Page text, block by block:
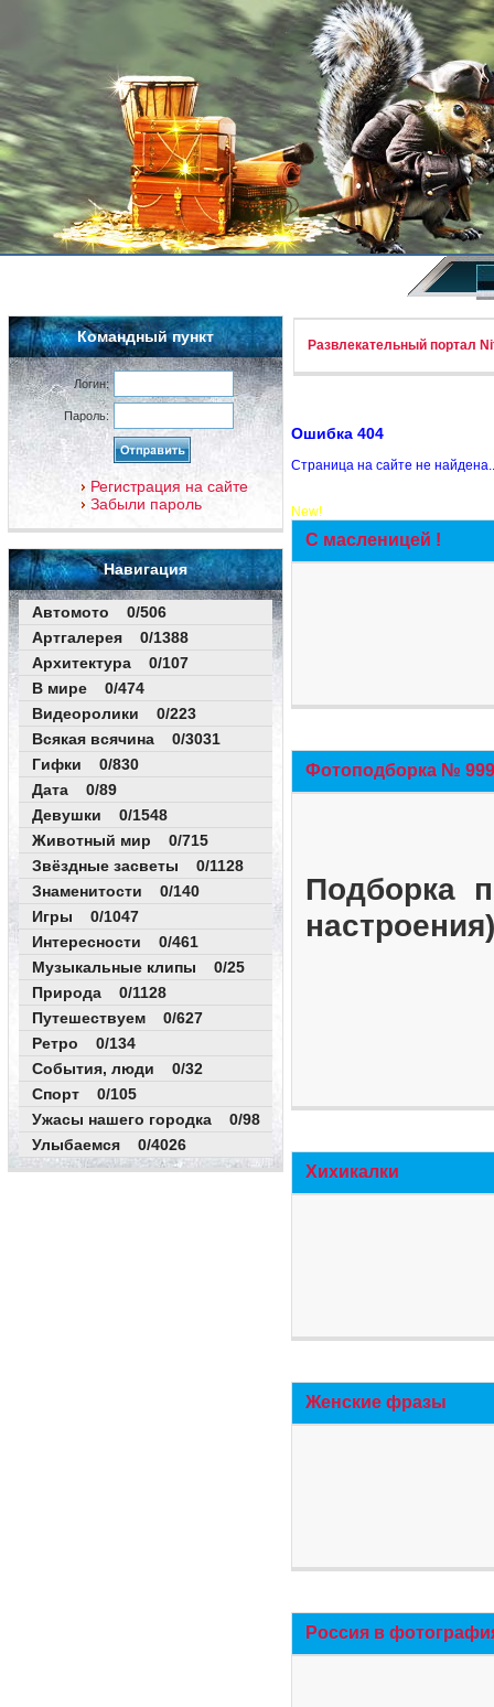
Командный пункт
Логин:
Пароль:
Регистрация на сайте
Забыли пароль
Навигация
Автомото 0/506
Артгалерея 0/1388
Архитектура 0/107
В мире 0/474
Видеоролики 0/223
Всякая всячина 0/3031
Гифки 0/830
Дата 0/89
Девушки 0/1548
Животный мир 0/715
Звёздные засветы 0/1128
Знаменитости 0/140
Игры 0/1047
Интересности 0/461
Музыкальные клипы 0/25
Природа 0/1128
Путешествуем 0/627
Ретро 0/134
События, люди 0/32
Спорт 0/105
Ужасы нашего городка 0/98
Улыбаемся 0/4026
Развлекательный портал
Ошибка 404
Страница на сайте не
New!
С масленицей !
Фотоподборка №
Подборка
Хихикалки
Женские фразы
Россия в